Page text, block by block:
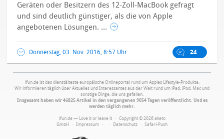
Geräten oder Besitzern des 12-Zoll-MacBook gefragt
und sind deutlich günstiger, als die von Apple
angebotenen Lösungen. ...
Donnerstag, 03. Nov. 2016, 8:57 Uhr 24
ifun.de ist das dienstälteste europäische Onlineportal rund um Apples Lifestyle-Produkte.
Wir informieren täglich über Aktuelles und Interessantes aus der Welt rund um iPad, iPod, Mac und
sonstige Dinge, die uns gefallen.
Insgesamt haben wir 46825 Artikel in den vergangenen 9054 Tagen veröffentlicht. Und es
werden täglich mehr.
ifun.de — Love it or leave it · Copyright © 2026 aketo
GmbH · Impressum · · Datenschutz · Safari-Push